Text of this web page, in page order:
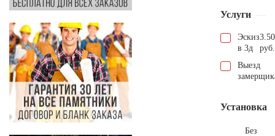
Услуги
Эскиз
в 3д
руб.
Выезд
Установка
Без